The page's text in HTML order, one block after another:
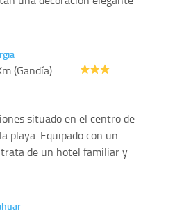
(Gandía)
situado en el centro de
playa. Equipado con un
de un hotel familiar y